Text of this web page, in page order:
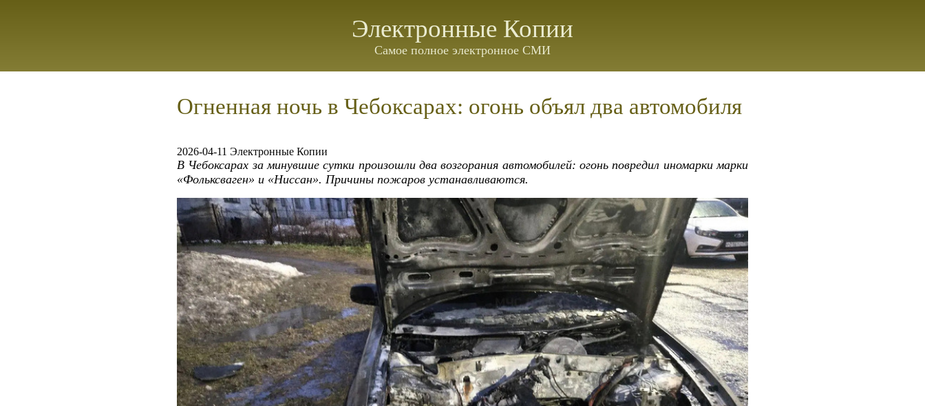
Электронные Копии
Самое полное электронное СМИ
Огненная ночь в Чебоксарах: огонь объял два автомобиля
2026-04-11 Электронные Копии
В Чебоксарах за минувшие сутки произошли два возгорания автомобилей: огонь повредил иномарки марки
«Фольксваген» и «Ниссан». Причины пожаров устанавливаются.